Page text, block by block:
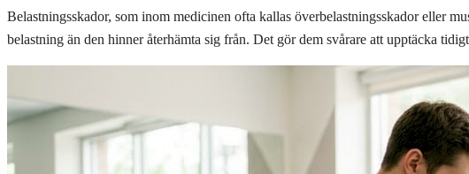
Belastningsskador, som inom medicinen ofta kallas överbelastningsskador eller
belastning än den hinner återhämta sig från. Det gör dem svårare att upptäcka